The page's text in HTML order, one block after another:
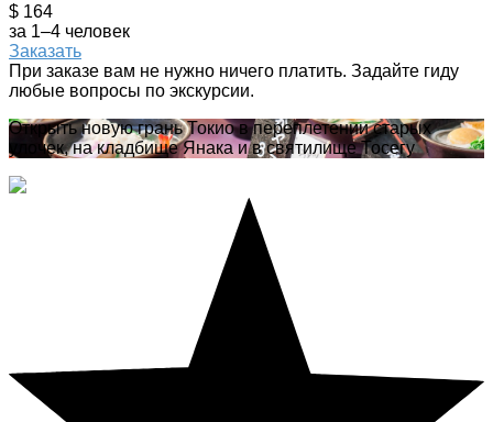
$ 164
за 1–4 человек
Заказать
При заказе вам не нужно ничего платить. Задайте гиду
любые вопросы по экскурсии.
Открыть новую грань Токио в переплетении старых
улочек, на кладбище Янака и в святилище Тосегу